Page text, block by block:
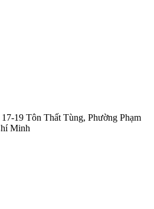
19 Tôn Thất Tùng, Phường Phạm
Minh